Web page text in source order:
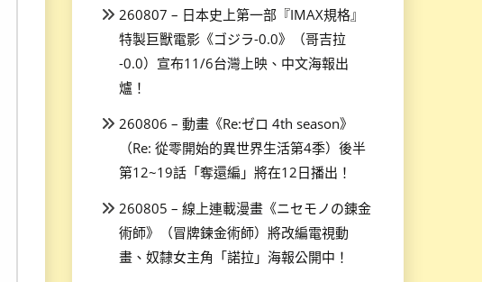
260807 – 日本史上第一部『IMAX規格』
特製巨獸電影《ゴジラ-0.0》（哥吉拉
-0.0）宣布11/6台灣上映、中文海報出
爐！
260806 – 動畫《Re:ゼロ 4th season》
（Re: 從零開始的異世界生活第4季）後半
第12~19話「奪還編」將在12日播出！
260805 – 線上連載漫畫《ニセモノの錬金
術師》（冒牌鍊金術師）將改編電視動
畫、奴隸女主角「諾拉」海報公開中！